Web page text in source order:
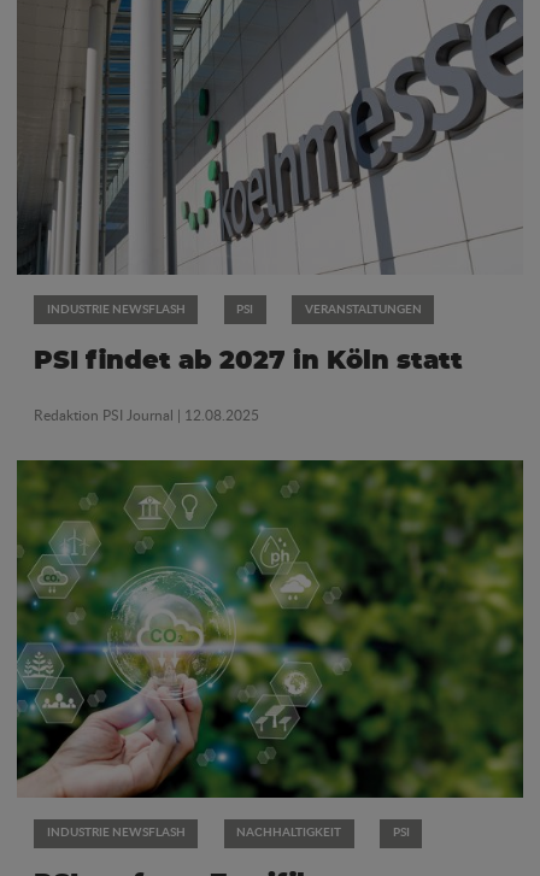
INDUSTRIE NEWSFLASH PSI VERANSTALTUNGEN
PSI findet ab 2027 in Köln statt
Redaktion PSI Journal | 12.08.2025
INDUSTRIE NEWSFLASH NACHHALTIGKEIT PSI